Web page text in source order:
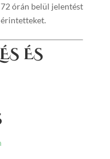
órán belül jelentést
ÉS